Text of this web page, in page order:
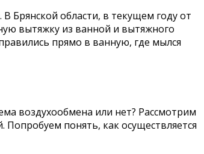
Брянской области, в текущем году от
вытяжку из ванной и вытяжного
прямо в ванную, где мылся
воздухообмена или нет? Рассмотрим
понять, как осуществляется